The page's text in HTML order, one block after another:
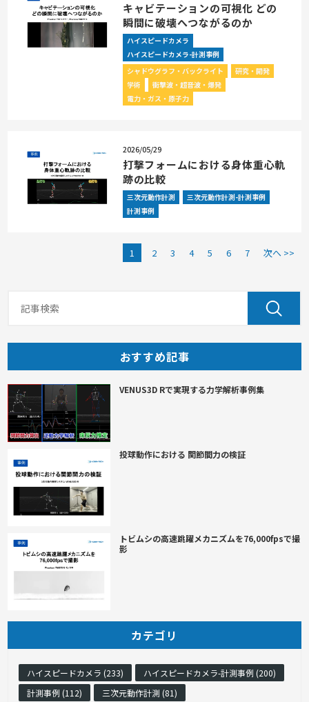
キャビテーションの可視化 どの
瞬間に破壊へつながるのか
ハイスピードカメラ
ハイスピードカメラ-計測事例
シャドウグラフ・バックライト
研究・開発
学術
衝撃波・超音波・爆発
電力・ガス・原子力
2026/05/29
打撃フォームにおける身体重心軌
跡の比較
三次元動作計測
三次元動作計測-計測事例
計測事例
1 2 3 4 5 6 7 次へ >>
おすすめ記事
VENUS3D Rで実現する力学解析事例集
投球動作における 関節間力の検証
トビムシの高速跳躍メカニズムを76,000fpsで撮
影
カテゴリ
ハイスピードカメラ (233)
ハイスピードカメラ-計測事例 (200)
計測事例 (112)
三次元動作計測 (81)